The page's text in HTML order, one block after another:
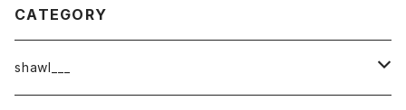
CATEGORY
shawl___